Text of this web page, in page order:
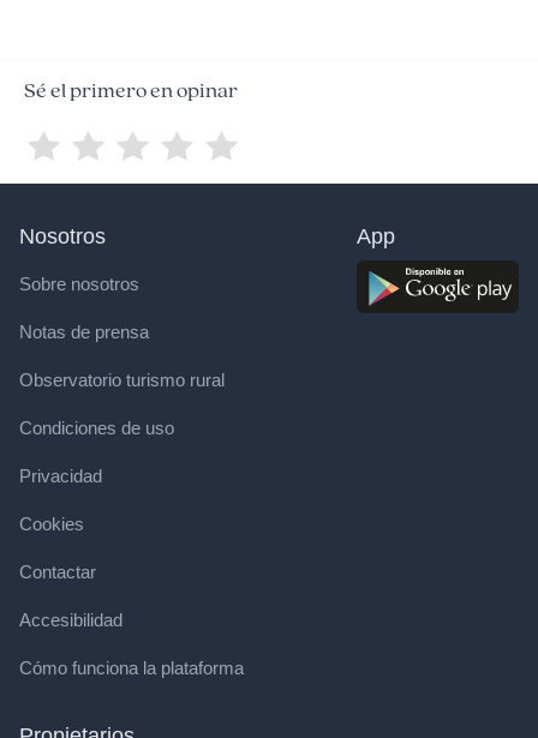
Sé el primero en opinar
Nosotros
Sobre nosotros
Notas de prensa
Observatorio turismo rural
Condiciones de uso
Privacidad
Cookies
Contactar
Accesibilidad
Cómo funciona la plataforma
App